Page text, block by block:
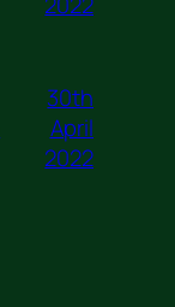
30th
April
2022